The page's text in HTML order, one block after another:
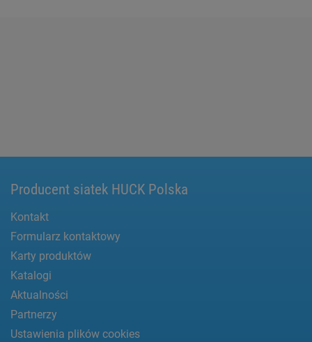
Producent siatek HUCK Polska
Kontakt
Formularz kontaktowy
Karty produktów
Katalogi
Aktualności
Partnerzy
Ustawienia plików cookies